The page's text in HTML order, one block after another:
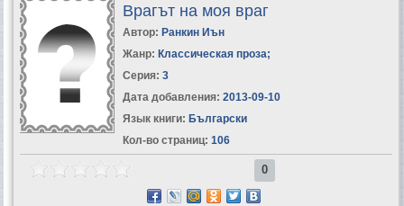
Врагът на моя враг
Автор: Ранкин Иън
Жанр: Классическая проза;
Серия: 3
Дата добавления: 2013-09-10
Язык книги: Български
Кол-во страниц: 106
0